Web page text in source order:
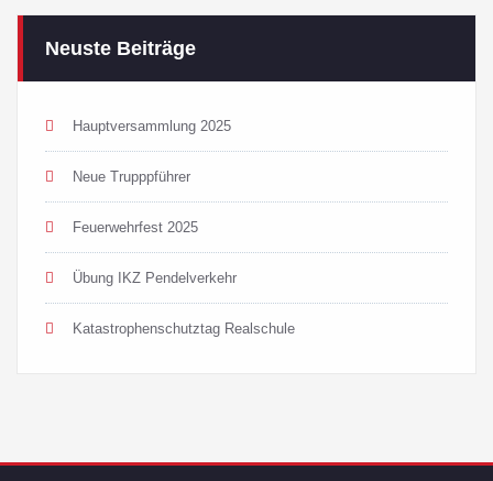
Neuste Beiträge
Hauptversammlung 2025
Neue Trupppführer
Feuerwehrfest 2025
Übung IKZ Pendelverkehr
Katastrophenschutztag Realschule